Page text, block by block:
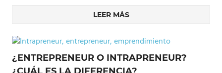
LEER MÁS
¿ENTREPRENEUR O INTRAPRENEUR?